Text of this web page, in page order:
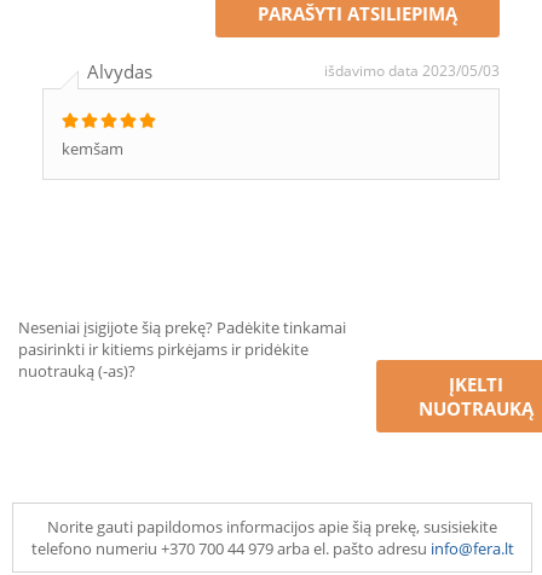
PARAŠYTI ATSILIEPIMĄ
Alvydas išdavimo data 2023/05/03
kemšam
Neseniai įsigijote šią prekę? Padėkite tinkamai
pasirinkti ir kitiems pirkėjams ir pridėkite
nuotrauką (-as)?
ĮKELTI
NUOTRAUKĄ
Norite gauti papildomos informacijos apie šią prekę, susisiekite
telefono numeriu +370 700 44 979 arba el. pašto adresu info@fera.lt